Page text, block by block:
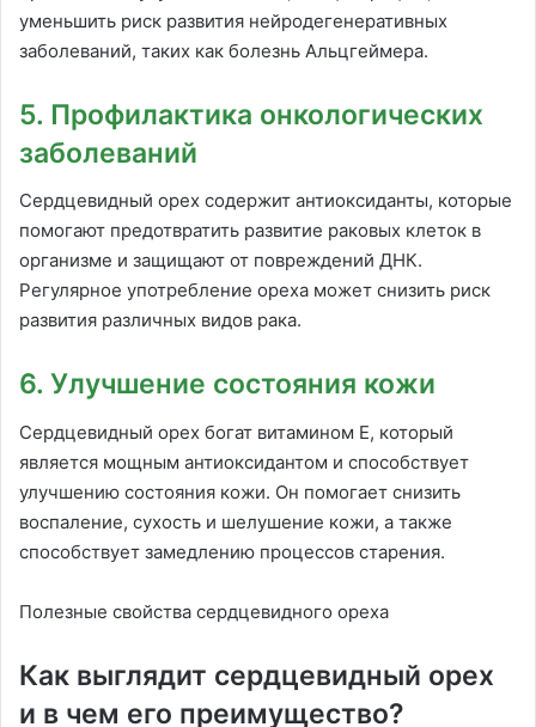
уменьшить риск развития нейродегенеративных
заболеваний, таких как болезнь Альцгеймера.
5. Профилактика онкологических
заболеваний
Сердцевидный орех содержит антиоксиданты, которые
помогают предотвратить развитие раковых клеток в
организме и защищают от повреждений ДНК.
Регулярное употребление ореха может снизить риск
развития различных видов рака.
6. Улучшение состояния кожи
Сердцевидный орех богат витамином Е, который
является мощным антиоксидантом и способствует
улучшению состояния кожи. Он помогает снизить
воспаление, сухость и шелушение кожи, а также
способствует замедлению процессов старения.
Полезные свойства сердцевидного ореха
Как выглядит сердцевидный орех
и в чем его преимущество?